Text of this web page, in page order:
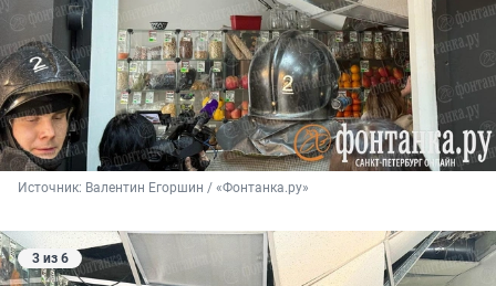
Источник: Валентин Егоршин / «Фонтанка.ру»
3 из 6